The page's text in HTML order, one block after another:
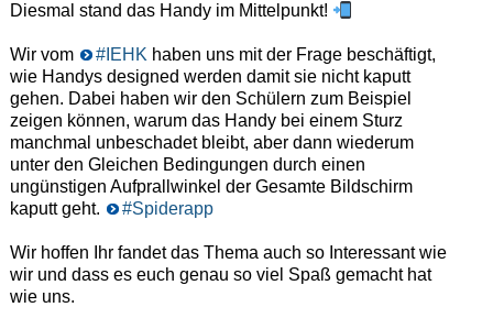
Diesmal stand das Handy im Mittelpunkt!
Wir vom #IEHK haben uns mit der Frage beschäftigt,
wie Handys designed werden damit sie nicht kaputt
gehen. Dabei haben wir den Schülern zum Beispiel
zeigen können, warum das Handy bei einem Sturz
manchmal unbeschadet bleibt, aber dann wiederum
unter den Gleichen Bedingungen durch einen
ungünstigen Aufprallwinkel der Gesamte Bildschirm
kaputt geht.
#Spiderapp
Wir hoffen Ihr fandet das Thema auch so Interessant wie
wir und dass es euch genau so viel Spaß gemacht hat
wie uns.